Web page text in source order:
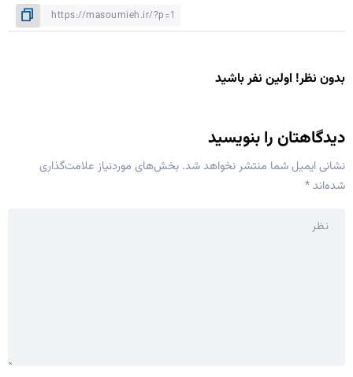
بدون نظر! اولین نفر باشید
دیدگاهتان را بنویسید
نشانی ایمیل شما منتشر نخواهد شد. بخش‌های موردنیاز علامت‌گذاری
شده‌اند*